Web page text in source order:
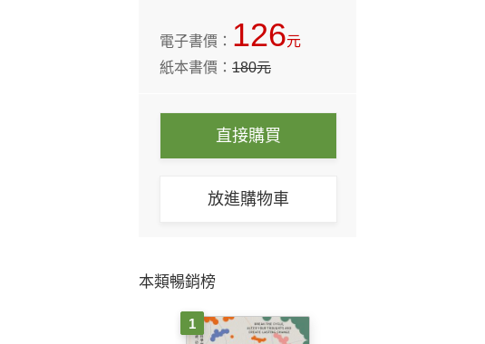
電子書價： 126元
紙本書價：180元
直接購買
放進購物車
本類暢銷榜
1